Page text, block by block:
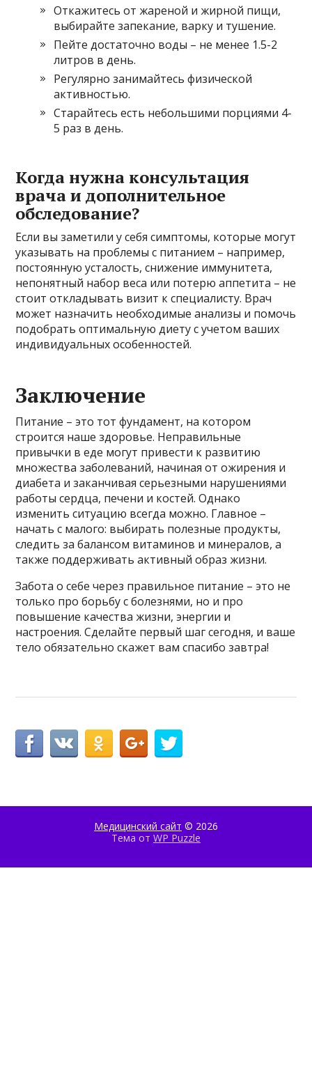
Откажитесь от жареной и жирной пищи,
выбирайте запекание, варку и тушение.
Пейте достаточно воды – не менее 1.5-2
литров в день.
Регулярно занимайтесь физической
активностью.
Старайтесь есть небольшими порциями 4-
5 раз в день.
Когда нужна консультация
врача и дополнительное
обследование?
Если вы заметили у себя симптомы, которые могут
указывать на проблемы с питанием – например,
постоянную усталость, снижение иммунитета,
непонятный набор веса или потерю аппетита – не
стоит откладывать визит к специалисту. Врач
может назначить необходимые анализы и помочь
подобрать оптимальную диету с учетом ваших
индивидуальных особенностей.
Заключение
Питание – это тот фундамент, на котором
строится наше здоровье. Неправильные
привычки в еде могут привести к развитию
множества заболеваний, начиная от ожирения и
диабета и заканчивая серьезными нарушениями
работы сердца, печени и костей. Однако
изменить ситуацию всегда можно. Главное –
начать с малого: выбирать полезные продукты,
следить за балансом витаминов и минералов, а
также поддерживать активный образ жизни.
Забота о себе через правильное питание – это не
только про борьбу с болезнями, но и про
повышение качества жизни, энергии и
настроения. Сделайте первый шаг сегодня, и ваше
тело обязательно скажет вам спасибо завтра!
Медицинский сайт © 2026
Тема от WP Puzzle